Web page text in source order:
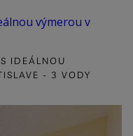
IDEÁLNOU
- 3 VODY